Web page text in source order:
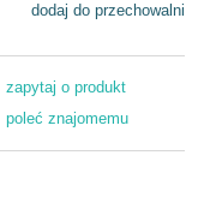
dodaj do przechowalni
zapytaj o produkt
poleć znajomemu